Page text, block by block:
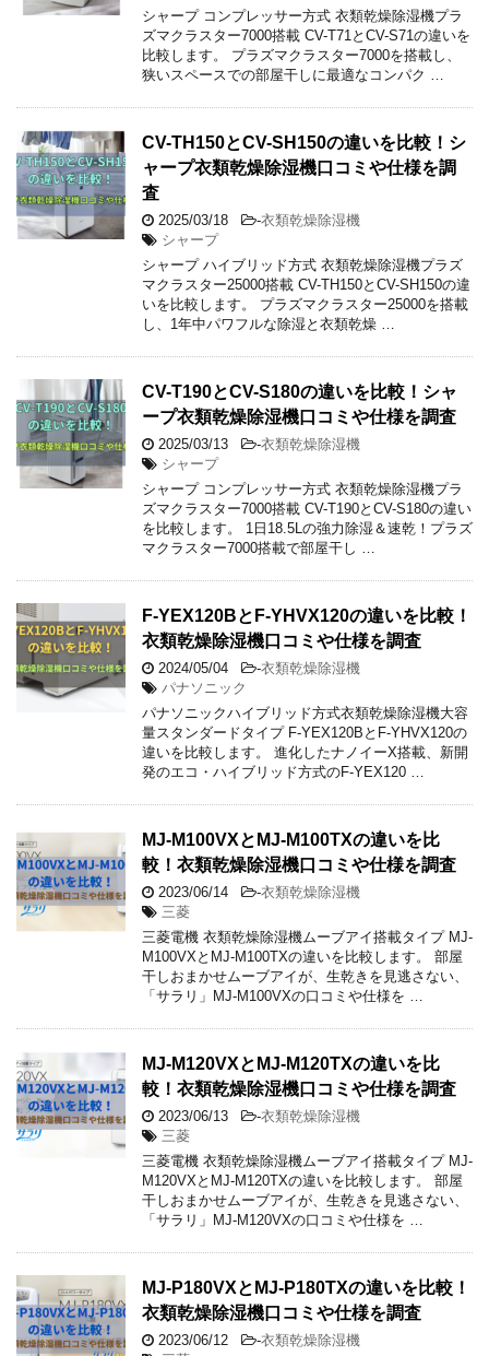
シャープ コンプレッサー方式 衣類乾燥除湿機プラ
ズマクラスター7000搭載 CV-T71とCV-S71の違いを
比較します。 プラズマクラスター7000を搭載し、
狭いスペースでの部屋干しに最適なコンパク …
CV-TH150とCV-SH150の違いを比較！シ
ャープ衣類乾燥除湿機口コミや仕様を調
査
2025/03/18 -衣類乾燥除湿機
シャープ
シャープ ハイブリッド方式 衣類乾燥除湿機プラズ
マクラスター25000搭載 CV-TH150とCV-SH150の違
いを比較します。 プラズマクラスター25000を搭載
し、1年中パワフルな除湿と衣類乾燥 …
CV-T190とCV-S180の違いを比較！シャ
ープ衣類乾燥除湿機口コミや仕様を調査
2025/03/13 -衣類乾燥除湿機
シャープ
シャープ コンプレッサー方式 衣類乾燥除湿機プラ
ズマクラスター7000搭載 CV-T190とCV-S180の違い
を比較します。 1日18.5Lの強力除湿＆速乾！プラズ
マクラスター7000搭載で部屋干し …
F-YEX120BとF-YHVX120の違いを比較！
衣類乾燥除湿機口コミや仕様を調査
2024/05/04 -衣類乾燥除湿機
パナソニック
パナソニックハイブリッド方式衣類乾燥除湿機大容
量スタンダードタイプ F-YEX120BとF-YHVX120の
違いを比較します。 進化したナノイーX搭載、新開
発のエコ・ハイブリッド方式のF-YEX120 …
MJ-M100VXとMJ-M100TXの違いを比
較！衣類乾燥除湿機口コミや仕様を調査
2023/06/14 -衣類乾燥除湿機
三菱
三菱電機 衣類乾燥除湿機ムーブアイ搭載タイプ MJ-
M100VXとMJ-M100TXの違いを比較します。 部屋
干しおまかせムーブアイが、生乾きを見逃さない、
「サラリ」MJ-M100VXの口コミや仕様を …
MJ-M120VXとMJ-M120TXの違いを比
較！衣類乾燥除湿機口コミや仕様を調査
2023/06/13 -衣類乾燥除湿機
三菱
三菱電機 衣類乾燥除湿機ムーブアイ搭載タイプ MJ-
M120VXとMJ-M120TXの違いを比較します。 部屋
干しおまかせムーブアイが、生乾きを見逃さない、
「サラリ」MJ-M120VXの口コミや仕様を …
MJ-P180VXとMJ-P180TXの違いを比較！
衣類乾燥除湿機口コミや仕様を調査
2023/06/12 -衣類乾燥除湿機